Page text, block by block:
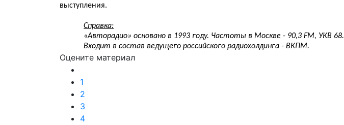
выступления.
Справка:
«Авторадио» основано в 1993 году. Частоты в Москве - 90,3 FM, УКВ 68.
Входит в состав ведущего российского радиохолдинга - ВКПМ.
Оцените материал
1
2
3
4